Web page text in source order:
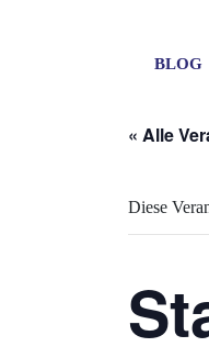
BLOG
« Alle
Diese